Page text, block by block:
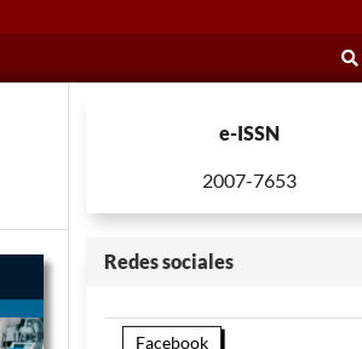
e-ISSN
2007-7653
Redes sociales
Facebook